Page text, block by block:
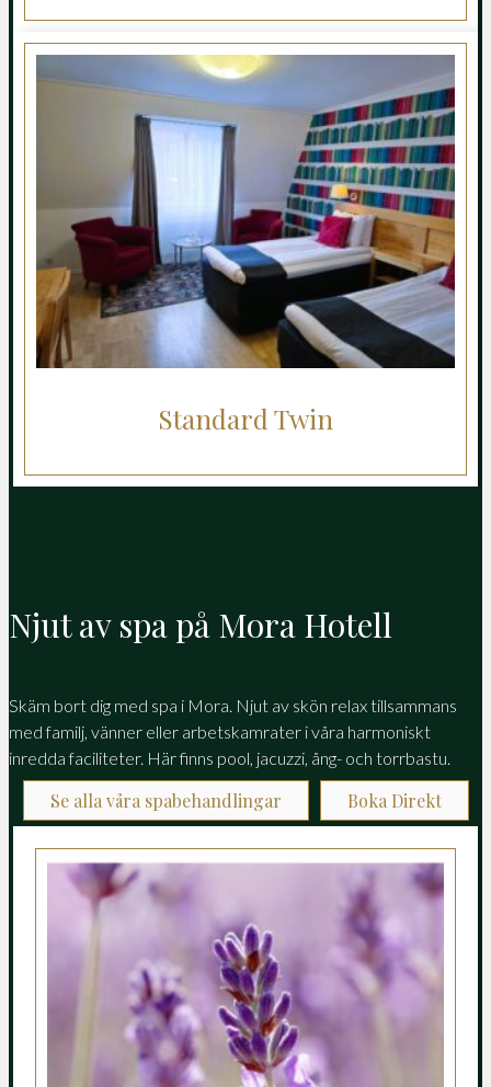
Standard Twin
Njut av spa på Mora Hotell
Skäm bort dig med spa i Mora. Njut av skön relax tillsammans
med familj, vänner eller arbetskamrater i våra harmoniskt
inredda faciliteter. Här finns pool, jacuzzi, ång- och torrbastu.
Se alla våra spabehandlingar Boka Direkt